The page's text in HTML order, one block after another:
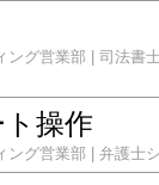
ング営業部 司法書
操作
ング営業部 弁護士